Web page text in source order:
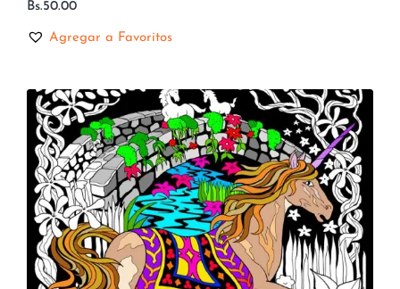
Bs.50.00
Agregar a Favoritos